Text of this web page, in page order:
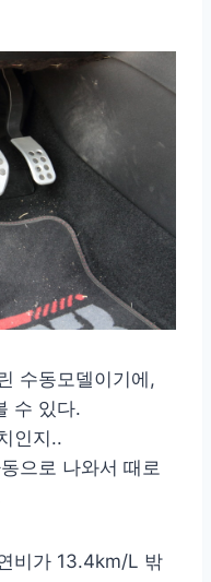
수동모델이기에,
수 있다.
인지..
으로 나와서 때로
비가 13.4km/L 밖